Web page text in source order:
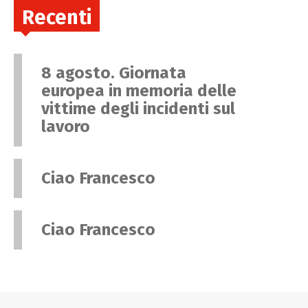
Recenti
8 agosto. Giornata
europea in memoria delle
vittime degli incidenti sul
lavoro
Ciao Francesco
Ciao Francesco